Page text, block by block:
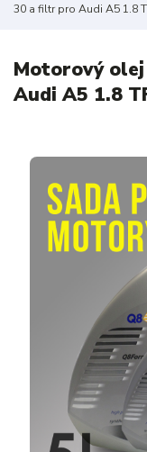
30 a filtr pro Audi A5 1.8
Motorový
Audi A5 1.8